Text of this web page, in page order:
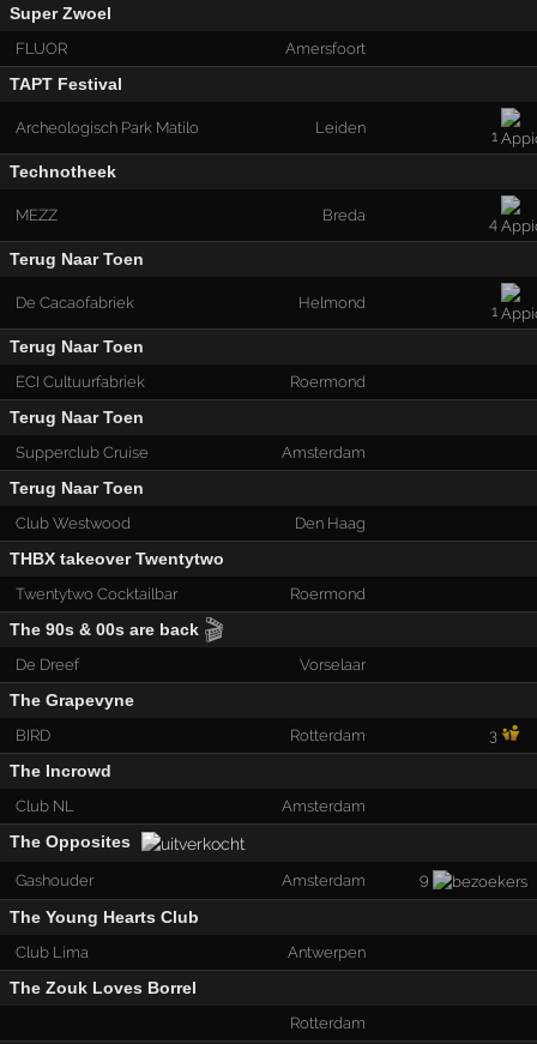
Super Zwoel
FLUOR Amersfoort
TAPT Festival
Archeologisch Park Matilo Leiden 1
Technotheek
MEZZ Breda 4
Terug Naar Toen
De Cacaofabriek Helmond 1
Terug Naar Toen
ECI Cultuurfabriek Roermond
Terug Naar Toen
Supperclub Cruise Amsterdam
Terug Naar Toen
Club Westwood Den Haag
THBX takeover Twentytwo
Twentytwo Cocktailbar Roermond
The 90s & 00s are back 🎬
De Dreef Vorselaar
The Grapevyne
BIRD Rotterdam 3
The Incrowd
Club NL Amsterdam
The Opposites
Gashouder Amsterdam 9
The Young Hearts Club
Club Lima Antwerpen
The Zouk Loves Borrel
Rotterdam